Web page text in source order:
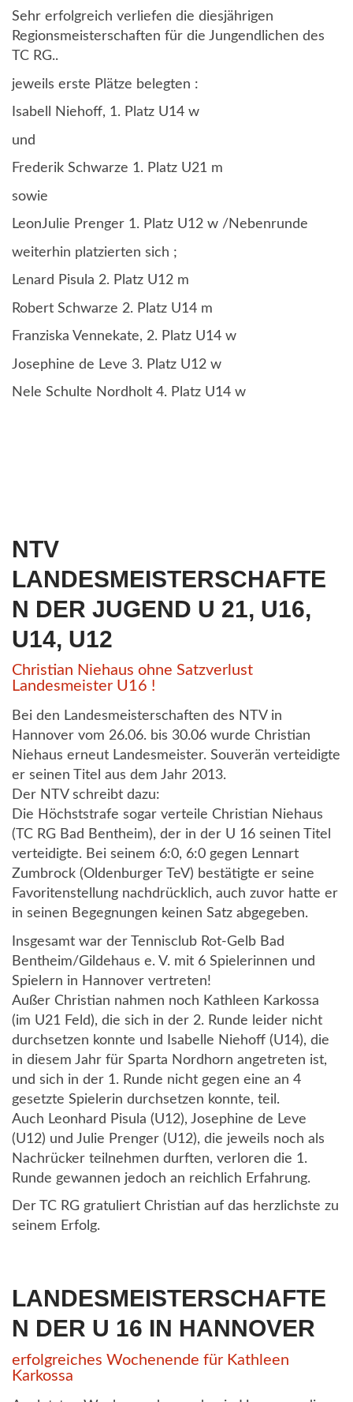
Sehr erfolgreich verliefen die diesjährigen
Regionsmeisterschaften für die Jungendlichen des
TC RG..
jeweils erste Plätze belegten :
Isabell Niehoff, 1. Platz U14 w
und
Frederik Schwarze 1. Platz U21 m
sowie
LeonJulie Prenger 1. Platz U12 w /Nebenrunde
weiterhin platzierten sich ;
Lenard Pisula 2. Platz U12 m
Robert Schwarze 2. Platz U14 m
Franziska Vennekate, 2. Platz U14 w
Josephine de Leve 3. Platz U12 w
Nele Schulte Nordholt 4. Platz U14 w
NTV
LANDESMEISTERSCHAFTE
N DER JUGEND U 21, U16,
U14, U12
Christian Niehaus ohne Satzverlust
Landesmeister U16 !
Bei den Landesmeisterschaften des NTV in
Hannover vom 26.06. bis 30.06 wurde Christian
Niehaus erneut Landesmeister. Souverän verteidigte
er seinen Titel aus dem Jahr 2013.
Der NTV schreibt dazu:
Die Höchststrafe sogar verteile Christian Niehaus
(TC RG Bad Bentheim), der in der U 16 seinen Titel
verteidigte. Bei seinem 6:0, 6:0 gegen Lennart
Zumbrock (Oldenburger TeV) bestätigte er seine
Favoritenstellung nachdrücklich, auch zuvor hatte er
in seinen Begegnungen keinen Satz abgegeben.
Insgesamt war der Tennisclub Rot-Gelb Bad
Bentheim/Gildehaus e. V. mit 6 Spielerinnen und
Spielern in Hannover vertreten!
Außer Christian nahmen noch Kathleen Karkossa
(im U21 Feld), die sich in der 2. Runde leider nicht
durchsetzen konnte und Isabelle Niehoff (U14), die
in diesem Jahr für Sparta Nordhorn angetreten ist,
und sich in der 1. Runde nicht gegen eine an 4
gesetzte Spielerin durchsetzen konnte, teil.
Auch Leonhard Pisula (U12), Josephine de Leve
(U12) und Julie Prenger (U12), die jeweils noch als
Nachrücker teilnehmen durften, verloren die 1.
Runde gewannen jedoch an reichlich Erfahrung.
Der TC RG gratuliert Christian auf das herzlichste zu
seinem Erfolg.
LANDESMEISTERSCHAFTE
N DER U 16 IN HANNOVER
erfolgreiches Wochenende für Kathleen
Karkossa